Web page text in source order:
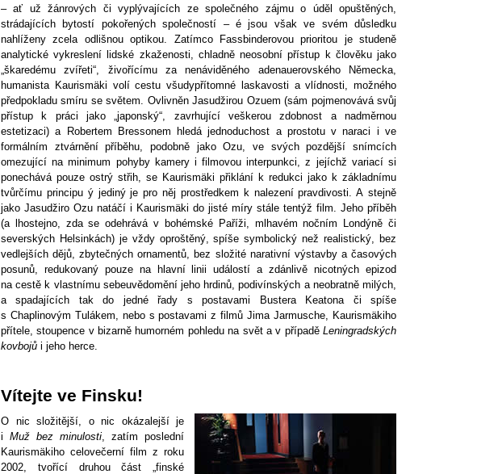
– ať už žánrových či vyplývajících ze společného zájmu o úděl opuštěných,
strádajících bytostí pokořených společností – é jsou však ve svém důsledku
nahlíženy zcela odlišnou optikou. Zatímco Fassbinderovou prioritou je studeně
analytické vykreslení lidské zkaženosti, chladně neosobní přístup k člověku jako
„škaredému zvířeti“, živořícímu za nenáviděného adenauerovského Německa,
humanista Kaurismäki volí cestu všudypřítomné laskavosti a vlídnosti, možného
předpokladu smíru se světem. Ovlivněn Jasudžirou Ozuem (sám pojmenovává svůj
přístup k práci jako „japonský“, zavrhující veškerou zdobnost a nadměrnou
estetizaci) a Robertem Bressonem hledá jednoduchost a prostotu v naraci i ve
formálním ztvárnění příběhu, podobně jako Ozu, ve svých pozdější snímcích
omezující na minimum pohyby kamery i filmovou interpunkci, z jejíchž variací si
ponechává pouze ostrý střih, se Kaurismäki přiklání k redukci jako k základnímu
tvůrčímu principu ý jediný je pro něj prostředkem k nalezení pravdivosti. A stejně
jako Jasudžiro Ozu natáčí i Kaurismäki do jisté míry stále tentýž film. Jeho příběh
(a lhostejno, zda se odehrává v bohémské Paříži, mlhavém nočním Londýně či
severských Helsinkách) je vždy oproštěný, spíše symbolický než realistický, bez
vedlejších dějů, zbytečných ornamentů, bez složité narativní výstavby a časových
posunů, redukovaný pouze na hlavní linii událostí a zdánlivě nicotných epizod
na cestě k vlastnímu sebeuvědomění jeho hrdinů, podivínských a neobratně milých,
a spadajících tak do jedné řady s postavami Bustera Keatona či spíše
s Chaplinovým Tulákem, nebo s postavami z filmů Jima Jarmusche, Kaurismäkiho
přítele, stoupence v bizarně humorném pohledu na svět a v případě Leningradských
kovbojů i jeho herce.
Vítejte ve Finsku!
O nic složitější, o nic okázalejší je
i Muž bez minulosti, zatím poslední
Kaurismäkiho celovečerní film z roku
2002, tvořící druhou část „finské